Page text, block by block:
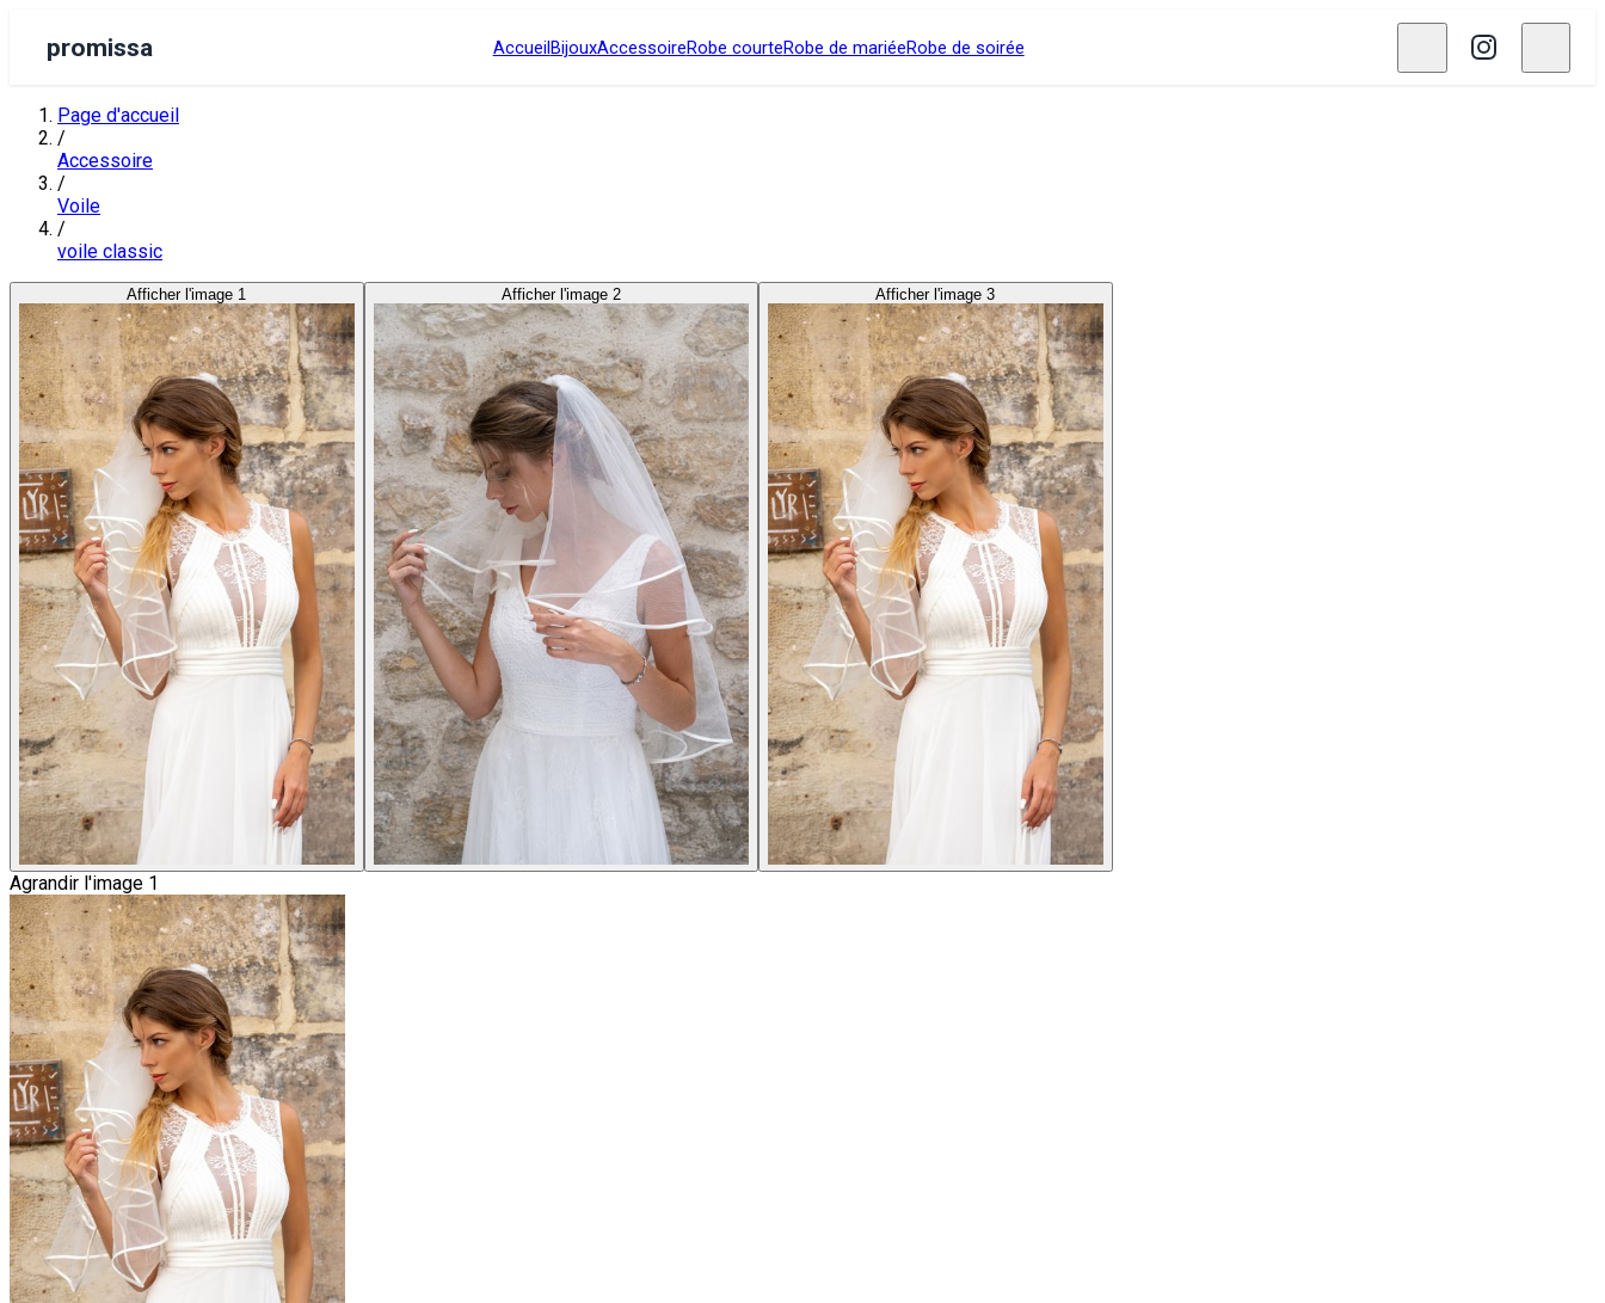
promissa AccueilBijouxAccessoireRobe courteRobe de mariéeRobe de soirée
Page d'accueil
/
Accessoire
/
Voile
/
voile classic
Afficher l'image 1 Afficher l'image 2 Afficher l'image 3
Agrandir l'image 1